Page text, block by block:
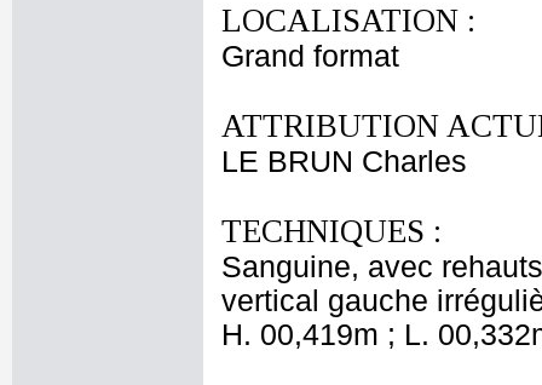
LOCALISATION :
Grand format
ATTRIBUTION
LE BRUN Charles
TECHNIQUES :
Sanguine, avec
vertical gauche
H. 00,419m ; L.